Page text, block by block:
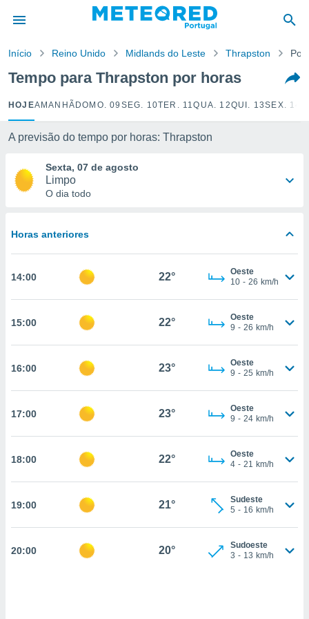
da
foi
as
fornecidas
ou
permite-
a
todos os
no
CONFIGURAÇÕES
Início Reino Unido Midlands do Leste Thrapston Por
Tempo para Thrapston por horas
HOJEAMANHÃ DOMO. 09 SEG. 10TER. 11QUA. 12QUI. 13SEX. 14
A previsão do tempo por horas: Thrapston
Sexta, 07 de agosto
Limpo
O dia todo
Horas anteriores
14:00 22°
Oeste
10 - 26 km/h
15:00 22°
Oeste
9 - 26 km/h
16:00 23°
Oeste
9 - 25 km/h
17:00 23°
Oeste
9 - 24 km/h
18:00 22°
Oeste
4 - 21 km/h
19:00 21°
Sudeste
5 - 16 km/h
20:00 20°
Sudoeste
3 - 13 km/h